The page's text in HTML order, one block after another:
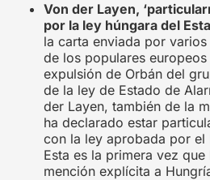
Von der Layen,
por la ley húngara del
la carta enviada por
de los populares
expulsión de Orbán del
de la ley de Estado de
der Layen, también de la
ha declarado estar
con la ley aprobada por el
Esta es la primera vez
mención explícita a